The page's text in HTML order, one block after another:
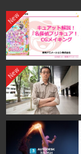
New
New